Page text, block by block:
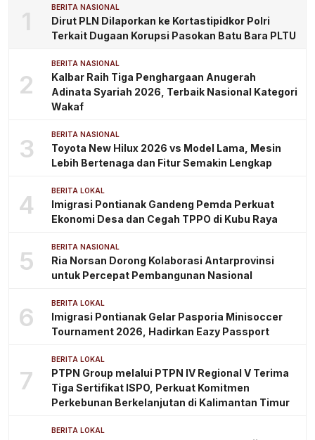
1 BERITA NASIONAL
Dirut PLN Dilaporkan ke Kortastipidkor Polri
Terkait Dugaan Korupsi Pasokan Batu Bara PLTU
2
BERITA NASIONAL
Kalbar Raih Tiga Penghargaan Anugerah
Adinata Syariah 2026, Terbaik Nasional Kategori
Wakaf
3 BERITA NASIONAL
Toyota New Hilux 2026 vs Model Lama, Mesin
Lebih Bertenaga dan Fitur Semakin Lengkap
4 BERITA LOKAL
Imigrasi Pontianak Gandeng Pemda Perkuat
Ekonomi Desa dan Cegah TPPO di Kubu Raya
5 BERITA NASIONAL
Ria Norsan Dorong Kolaborasi Antarprovinsi
untuk Percepat Pembangunan Nasional
6 BERITA LOKAL
Imigrasi Pontianak Gelar Pasporia Minisoccer
Tournament 2026, Hadirkan Eazy Passport
7
BERITA LOKAL
PTPN Group melalui PTPN IV Regional V Terima
Tiga Sertifikat ISPO, Perkuat Komitmen
Perkebunan Berkelanjutan di Kalimantan Timur
BERITA LOKAL